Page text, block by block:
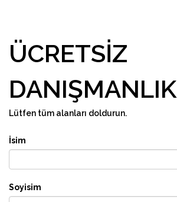
ÜCRETSIZ
DANIŞMANLIK
Lütfen tüm alanları doldurun.
İsim
Soyisim